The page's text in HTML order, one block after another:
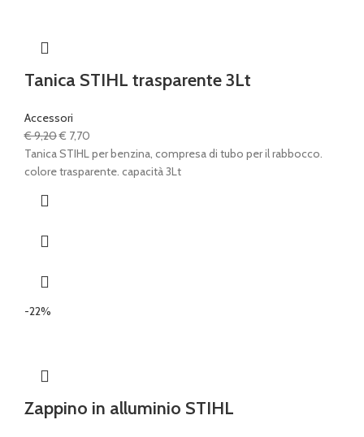
Tanica STIHL trasparente 3Lt
Accessori
€9,20Il
prezzo
originale
€ 7,70
prezzo
attuale
Tanica STIHL per benzina, compresa di tubo per il rabbocco.
colore trasparente. capacità 3Lt
-22%
Zappino in alluminio STIHL